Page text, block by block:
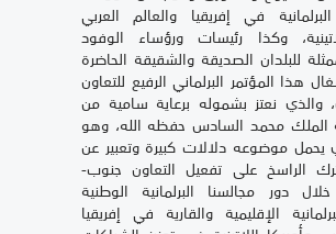
في إفريقيا والعالم العربي
وكذا رئيسات ورؤساء الوفود
للبلدان الصديقة والشقيقة الحاضرة
هذا المؤتمر البرلماني الرفيع للتعاون
والذي نعتز بشموله برعاية سامية من
الملك محمد السادس حفظه الله، وهو
يحمل موضوعه دلالات كبيرة وتعبير عن
الراسخ على تفعيل التعاون جنوب-
دور مجالسنا البرلمانية الوطنية
الإقليمية والقارية في إفريقيا